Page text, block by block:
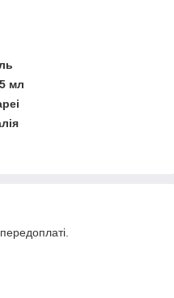
мл